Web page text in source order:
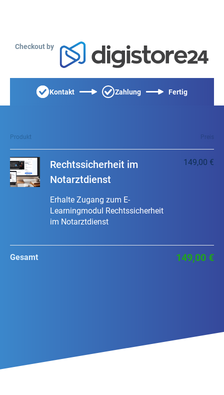
Checkout by
Kontakt Zahlung Fertig
Produkt Preis
Rechtssicherheit im
Notarztdienst
Erhalte Zugang zum E-
Learningmodul Rechtssicherheit
im Notarztdienst
149,00 €
Gesamt 149,00 €